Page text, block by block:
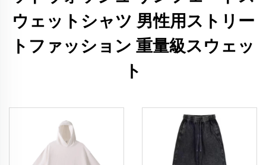
ウェットシャツ 男性用ストリー
トファッション 重量級スウェッ
ト